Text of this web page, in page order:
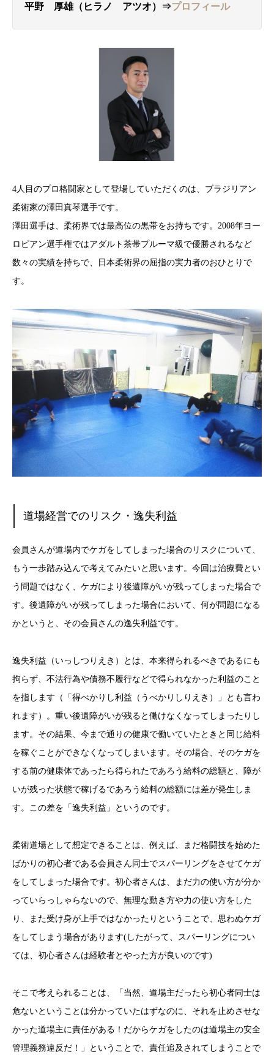
平野 厚雄（ヒラノ アツオ）⇒プロフィール
4人目のプロ格闘家として登場していただくのは、ブラジリアン
柔術家の澤田真琴選手です。
澤田選手は、柔術界では最高位の黒帯をお持ちです。2008年ヨー
ロピアン選手権ではアダルト茶帯プルーマ級で優勝されるなど
数々の実績を持ちで、日本柔術界の屈指の実力者のおひとりで
す。
道場経営でのリスク・逸失利益
会員さんが道場内でケガをしてしまった場合のリスクについて、
もう一歩踏み込んで考えてみたいと思います。今回は治療費とい
う問題ではなく、ケガにより後遺障がいが残ってしまった場合で
す。後遺障がいが残ってしまった場合において、何が問題になる
かというと、その会員さんの逸失利益です。
逸失利益（いっしつりえき）とは、本来得られるべきであるにも
拘らず、不法行為や債務不履行などで得られなかった利益のこと
を指します（「得べかりし利益（うべかりしりえき）」とも言わ
れます）。重い後遺障がいが残ると働けなくなってしまったりし
ます。その結果、今まで通りの健康で働いていたときと同じ給料
を稼ぐことができなくなってしまいます。その場合、そのケガを
する前の健康体であったら得られたであろう給料の総額と、障が
いが残った状態で稼げるであろう給料の総額には差が発生しま
す。この差を「逸失利益」というのです。
柔術道場として想定できることは、例えば、まだ格闘技を始めた
ばかりの初心者である会員さん同士でスパーリングをさせてケガ
をしてしまった場合です。初心者さんは、まだ力の使い方が分か
っていらっしゃらないので、無理な動き方や力の使い方をした
り、また受け身が上手ではなかったりということで、思わぬケガ
をしてしまう場合があります(したがって、スパーリングについ
ては、初心者さんは経験者とやった方が良いのです)
そこで考えられることは、「当然、道場主だったら初心者同士は
危ないということは分かっていたはずなのに、それを止めさせな
かった道場主に責任がある！だからケガをしたのは道場主の安全
管理義務違反だ！」ということで、責任追及されてしまうことで